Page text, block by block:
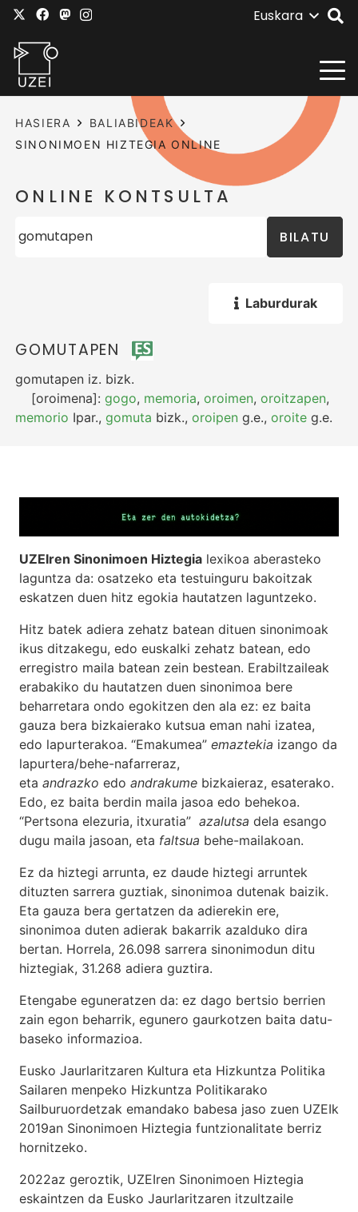
Euskara
HASIERA
BALIABIDEAK
SINONIMOEN HIZTEGIA ONLINE
ONLINE KONTSULTA
BILATU
Laburdurak
GOMUTAPEN
gomutapen iz. bizk.
[oroimena]:gogo, memoria,oroimen,oroitzapen,
memorio Ipar.,gomuta bizk.,oroipen g.e.,oroite g.e.
UZEIren Sinonimoen Hiztegia lexikoa aberasteko
laguntza da: osatzeko eta testuinguru bakoitzak
eskatzen duen hitz egokia hautatzen laguntzeko.
Hitz batek adiera zehatz batean dituen sinonimoak
ikus ditzakegu, edo euskalki zehatz batean, edo
erregistro maila batean zein bestean. Erabiltzaileak
erabakiko du hautatzen duen sinonimoa bere
beharretara ondo egokitzen den ala ez: ez baita
gauza bera bizkaierako kutsua eman nahi izatea,
edo lapurterakoa. “Emakumea” emaztekia izango da
lapurtera/behe-nafarreraz,
eta andrazko edo andrakume bizkaieraz, esaterako.
Edo, ez baita berdin maila jasoa edo behekoa.
“Pertsona elezuria, itxuratia” azalutsa dela esango
dugu maila jasoan, eta faltsua behe-mailakoan.
Ez da hiztegi arrunta, ez daude hiztegi arruntek
dituzten sarrera guztiak, sinonimoa dutenak baizik.
Eta gauza bera gertatzen da adierekin ere,
sinonimoa duten adierak bakarrik azalduko dira
bertan. Horrela, 26.098 sarrera sinonimodun ditu
hiztegiak, 31.268 adiera guztira.
Etengabe eguneratzen da: ez dago bertsio berrien
zain egon beharrik, egunero gaurkotzen baita datu-
baseko informazioa.
Eusko Jaurlaritzaren Kultura eta Hizkuntza Politika
Sailaren menpeko Hizkuntza Politikarako
Sailburuordetzak emandako babesa jaso zuen UZEIk
2019an Sinonimoen Hiztegia funtzionalitate berriz
hornitzeko.
2022az geroztik, UZEIren Sinonimoen Hiztegia
eskaintzen da Eusko Jaurlaritzaren itzultzaile